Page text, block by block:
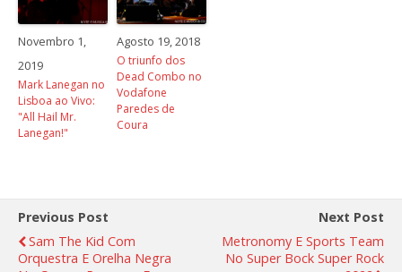
Novembro 1,
2019
Mark Lanegan no
Lisboa ao Vivo:
"All Hail Mr.
Lanegan!"
Agosto 19, 2018
O triunfo dos
Dead Combo no
Vodafone
Paredes de
Coura
Previous Post
Sam The Kid Com
Orquestra E Orelha Negra
Next Post
Metronomy E Sports Team
No Super Bock Super Rock